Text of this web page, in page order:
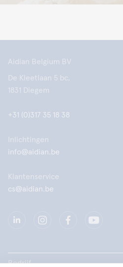
Aidian Belgium BV
De Kleetlaan 5 bc,
1831 Diegem
+31 (0)317 35 18 38
Inlichtingen
info@aidian.be
Klantenservice
cs@aidian.be
Bedrijf